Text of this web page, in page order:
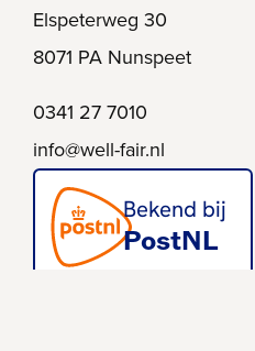
Elspeterweg 30
8071 PA Nunspeet
0341 27 7010
info@well-fair.nl